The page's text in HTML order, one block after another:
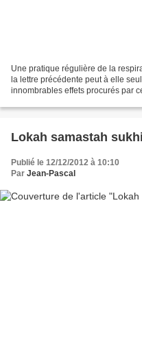
Une pratique régulière de la
la lettre précédente peut à elle
innombrables effets procurés par
Lokah samastah
Publié le 12/12/2012 à 10:10
Par Jean-Pascal